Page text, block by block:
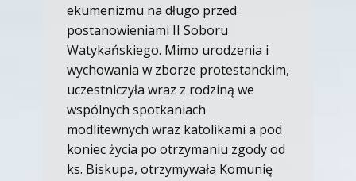
ekumenizmu na długo przed
postanowieniami II Soboru
Watykańskiego. Mimo urodzenia i
wychowania w zborze protestanckim,
uczestniczyła wraz z rodziną we
wspólnych spotkaniach
modlitewnych wraz katolikami a pod
koniec życia po otrzymaniu zgody od
ks. Biskupa, otrzymywała Komunię